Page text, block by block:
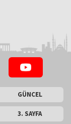
GÜNCEL
3. SAYFA